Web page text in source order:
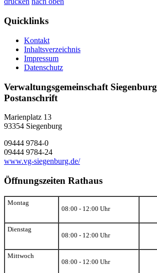
Quicklinks
Kontakt
Inhaltsverzeichnis
Impressum
Datenschutz
Verwaltungsgemeinschaft Siegenburg
Postanschrift
Marienplatz 13
93354 Siegenburg
09444 9784-0
09444 9784-24
www.vg-siegenburg.de/
Öffnungszeiten Rathaus
Montag
08:00 - 12:00 Uhr
Dienstag
08:00 - 12:00 Uhr
Mittwoch
08:00 - 12:00 Uhr